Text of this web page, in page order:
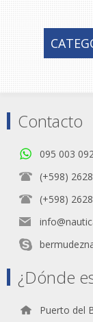
Contacto
095 003
(+598)
(+598)
¿Dónde
Puerto del